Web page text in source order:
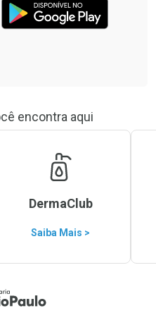
encontra aqui
DermaClub
Saiba Mais >